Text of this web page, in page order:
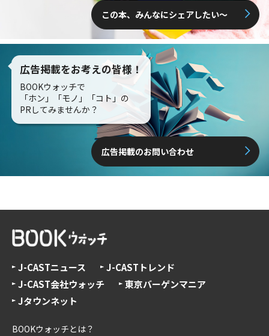
この本、みんなにシェアしたい〜
広告掲載をお考えの皆様！
BOOKウォッチで
「ホン」「モノ」「コト」の
PRしてみませんか？
広告掲載のお問い合わせ
J-CASTニュース
J-CASTトレンド
J-CAST会社ウォッチ
東京バーゲンマニア
Jタウンネット
BOOKウォッチとは？